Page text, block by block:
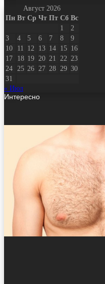
Август 2026
Пн Вт Ср Чт Пт Сб Вс
1
2
3
4 5 6 7 8
9
10
11 12 13 14 15 16
17
18 19 20 21 22 23
24
25 26 27 28 29 30
31
« Июл
Интересно